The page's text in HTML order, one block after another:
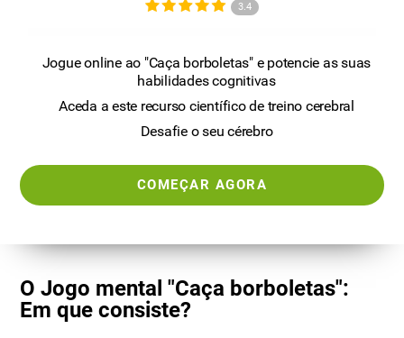
3.4
Jogue online ao "Caça borboletas" e potencie as suas
habilidades cognitivas
Aceda a este recurso científico de treino cerebral
Desafie o seu cérebro
COMEÇAR AGORA
O Jogo mental "Caça borboletas":
Em que consiste?